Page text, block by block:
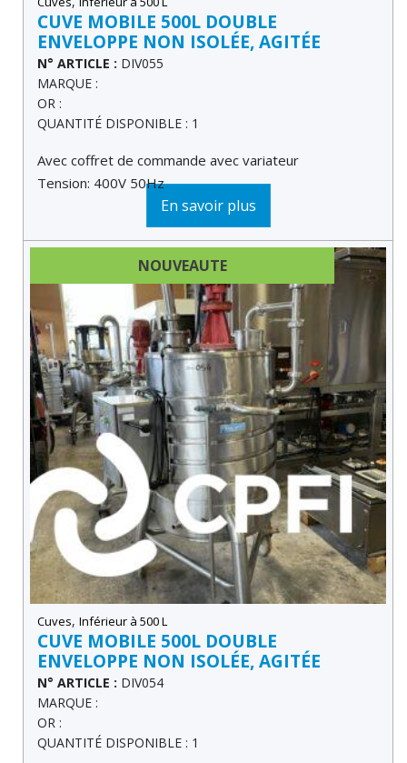
CUVE MOBILE 500L DOUBLE
ENVELOPPE NON ISOLÉE, AGITÉE
N° ARTICLE : DIV055
MARQUE :
OR :
QUANTITÉ DISPONIBLE : 1
En savoir plus
Avec coffret de commande avec variateur
Tension: 400V 50Hz
NOUVEAUTE
Cuves, Inférieur à 500 L
CUVE MOBILE 500L DOUBLE
ENVELOPPE NON ISOLÉE, AGITÉE
N° ARTICLE : DIV054
MARQUE :
OR :
QUANTITÉ DISPONIBLE : 1